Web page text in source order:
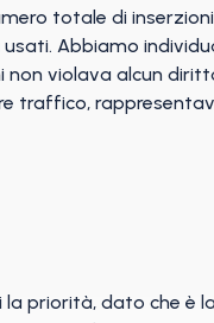
totale di
Abbiamo
violava alcun
traffico,
priorità, dato che è